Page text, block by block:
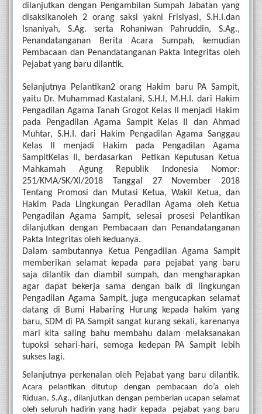
dilanjutkan dengan Pengambilan Sumpah Jabatan yang
disaksikanoleh 2 orang saksi yakni Frislyasi, S.H.I.dan
Isnaniyah, S.Ag. serta Rohaniwan Pahruddin, S.Ag.,
Penandatanganan Berita Acara Sumpah, kemudian
Pembacaan dan Penandatanganan Pakta Integritas oleh
Pejabat yang baru dilantik.
Selanjutnya Pelantikan2 orang Hakim baru PA Sampit,
yaitu Dr. Muhammad Kastalani, S.H.I, M.H.I. dari Hakim
Pengadilan Agama Tanah Grogot Kelas II menjadi Hakim
pada Pengadilan Agama Sampit Kelas II dan Ahmad
Muhtar, S.H.I. dari Hakim Pengadilan Agama Sanggau
Kelas II menjadi Hakim pada Pengadilan Agama
SampitKelas II, berdasarkan  Petikan Keputusan Ketua
Mahkamah Agung Republik Indonesia Nomor:
251/KMA/SK/XI/2018 Tanggal 27 November 2018
Tentang Promosi dan Mutasi Ketua, Wakil Ketua, dan
Hakim Pada Lingkungan Peradilan Agama oleh Ketua
Pengadilan Agama Sampit, selesai prosesi Pelantikan
dilanjutkan dengan Pembacaan dan Penandatanganan
Pakta Integritas oleh keduanya.
Dalam sambutannya Ketua Pengadilan Agama Sampit
memberikan selamat kepada para pejabat yang baru
saja dilantik dan diambil sumpah, dan mengharapkan
agar dapat bekerja sama dengan baik di lingkungan
Pengadilan Agama Sampit, juga mengucapkan selamat
datang di Bumi Habaring Hurung kepada hakim yang
baru, SDM di PA Sampit sangat kurang sekali, karenanya
mari kita saling bahu membahu dalam melaksanakan
tupoksi sehari-hari, semoga kedepan PA Sampit lebih
sukses lagi.
Acara pelantikan ditutup dengan pembacaan do’a oleh
Riduan, S.Ag., dilanjutkan dengan pemberian ucapan selamat
oleh seluruh hadirin yang hadir kepada  pejabat yang baru